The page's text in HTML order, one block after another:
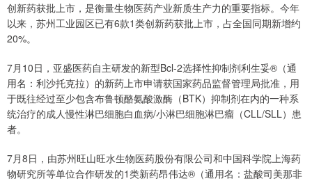
创新药获批上市，是衡量生物医药产业新质生产力的重要指标。今年
以来，苏州工业园区已有6款1类创新药获批上市，占全国同期新增约
20%。
7月10日，亚盛医药自主研发的新型Bcl-2选择性抑制剂利生妥®（通
用名：利沙托克拉）的新药上市申请获国家药品监督管理局批准，用
于既往经过至少包含布鲁顿酪氨酸激酶（BTK）抑制剂在内的一种系
统治疗的成人慢性淋巴细胞白血病/小淋巴细胞淋巴瘤（CLL/SLL）患
者。
7月8日，由苏州旺山旺水生物医药股份有限公司和中国科学院上海药
物研究所等单位合作研发的1类新药昂伟达®（通用名：盐酸司美那非